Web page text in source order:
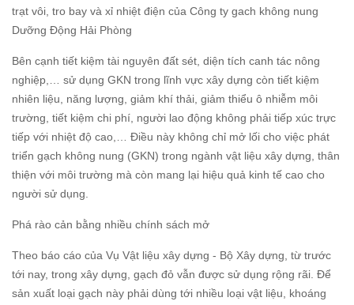
trạt vôi, tro bay và xỉ nhiệt điện của Công ty gach không nung
Dưỡng Động Hải Phòng
Bên cạnh tiết kiệm tài nguyên đất sét, diện tích canh tác nông
nghiệp,… sử dụng GKN trong lĩnh vực xây dựng còn tiết kiệm
nhiên liệu, năng lượng, giảm khí thải, giảm thiểu ô nhiễm môi
trường, tiết kiệm chi phí, người lao động không phải tiếp xúc trực
tiếp với nhiệt độ cao,… Điều này không chỉ mở lối cho việc phát
triển gạch không nung (GKN) trong ngành vật liệu xây dựng, thân
thiện với môi trường mà còn mang lại hiệu quả kinh tế cao cho
người sử dụng.
Phá rào cản bằng nhiều chính sách mở
Theo báo cáo của Vụ Vật liệu xây dựng - Bộ Xây dựng, từ trước
tới nay, trong xây dựng, gạch đỏ vẫn được sử dụng rộng rãi. Để
sản xuất loại gạch này phải dùng tới nhiều loại vật liệu, khoáng